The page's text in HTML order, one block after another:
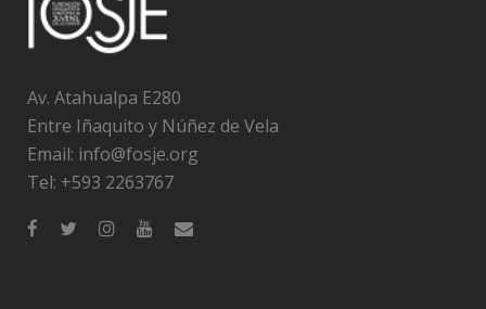
Av. Atahualpa E280
Entre Iñaquito y Núñez de Vela
Email: info@fosje.org
Tel: +593 2263767